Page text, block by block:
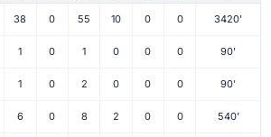
38 0 55 10 0 0 3420'
1 0 1 0 0 0 90'
1 0 2 0 0 0 90'
6 0 8 2 0 0 540'